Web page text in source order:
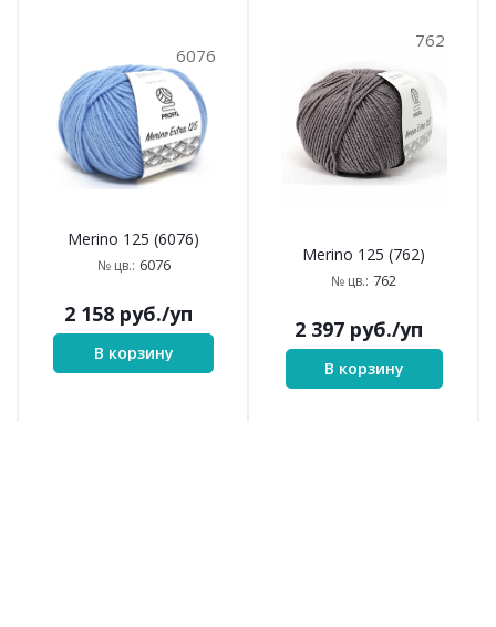
6076
Merino 125 (6076)
№ цв.: 6076
2 158руб./уп
В корзину
762
Merino 125 (762)
№ цв.: 762
2 397руб./уп
В корзину